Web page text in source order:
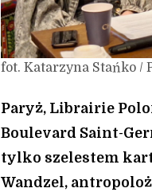
fot. Katarzyna Stańko /
Paryż, Librairie
Boulevard Saint-
tylko szelestem
Wandzel,